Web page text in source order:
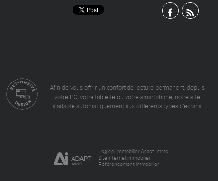
Afin de vous offrir un confort de lecture permanent, depuis
votre PC, votre tablette ou votre smartphone, notre site
s’adapte automatiquement aux différents types d'écrans
Logiciel immobilier Adapt Immo
Site internet immobilier
Référencement immobilier